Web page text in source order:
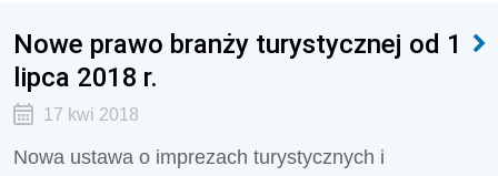
Nowe prawo branży turystycznej od 1
lipca 2018 r.
17 kwi 2018
Nowa ustawa o imprezach turystycznych i